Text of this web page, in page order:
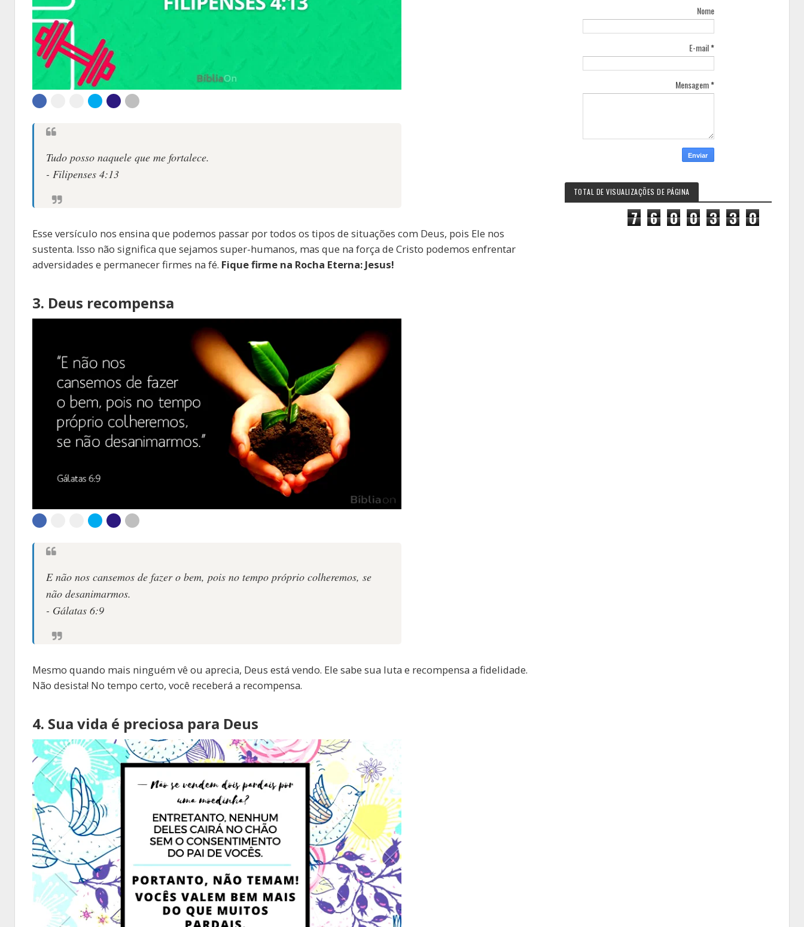
Tudo posso naquele que me fortalece.
- Filipenses 4:13
Esse versículo nos ensina que podemos passar por todos os tipos de situações com Deus, pois Ele nos
sustenta. Isso não significa que sejamos super-humanos, mas que na força de Cristo podemos enfrentar
adversidades e permanecer firmes na fé. Fique firme na Rocha Eterna: Jesus!
3. Deus recompensa
E não nos cansemos de fazer o bem, pois no tempo próprio colheremos, se
não desanimarmos.
- Gálatas 6:9
Mesmo quando mais ninguém vê ou aprecia, Deus está vendo. Ele sabe sua luta e recompensa a fidelidade.
Não desista! No tempo certo, você receberá a recompensa.
4. Sua vida é preciosa para Deus
Nome
E-mail*
Mensagem*
TOTAL DE VISUALIZAÇÕES DE PÁGINA
7 6 0 0 3 3 0